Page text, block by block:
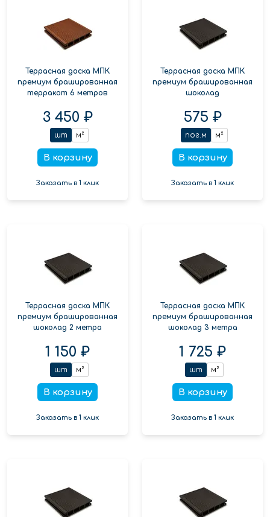
Террасная доска МПК
премиум брашированная
терракот 6 метров
3 450 ₽
шт м²
В корзину
Заказать в 1 клик
Террасная доска МПК
премиум брашированная
шоколад
575 ₽
пог.м м²
В корзину
Заказать в 1 клик
Террасная доска МПК
премиум брашированная
шоколад 2 метра
1 150 ₽
шт м²
В корзину
Заказать в 1 клик
Террасная доска МПК
премиум брашированная
шоколад 3 метра
1 725 ₽
шт м²
В корзину
Заказать в 1 клик